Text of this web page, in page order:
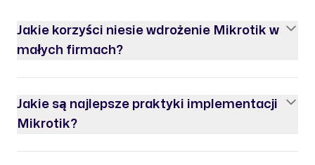
Jakie korzyści niesie wdrożenie Mikrotik w
małych firmach?
Jakie są najlepsze praktyki implementacji
Mikrotik?